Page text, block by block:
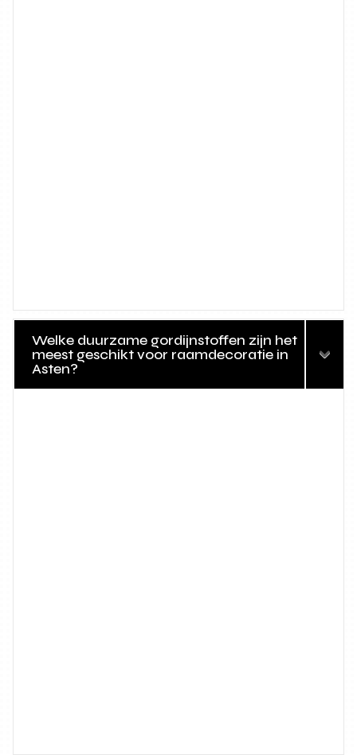
Welke duurzame gordijnstoffen zijn het
meest geschikt voor raamdecoratie in
Asten?